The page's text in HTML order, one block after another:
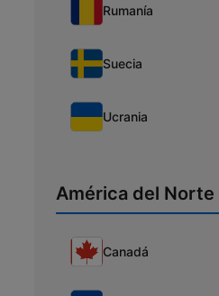
Rumanía
Suecia
Ucrania
América del Norte
Canadá